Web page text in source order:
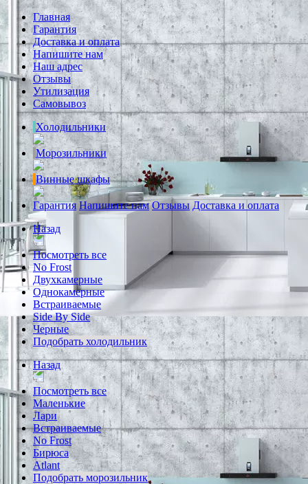
Главная
Гарантия
Доставка и оплата
Напишите нам
Наш адрес
Отзывы
Утилизация
Самовывоз
Холодильники
Морозильники
Винные шкафы
Гарантия Напишите нам Отзывы Доставка и оплата
Назад
Посмотреть все
No Frost
Двухкамерные
Однокамерные
Встраиваемые
Side By Side
Черные
Подобрать холодильник
Назад
Посмотреть все
Маленькие
Лари
Встраиваемые
No Frost
Бирюса
Atlant
Подобрать морозильник